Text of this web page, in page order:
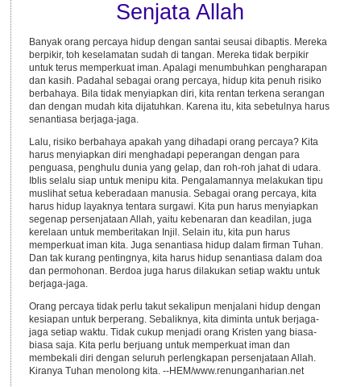
Senjata Allah
Banyak orang percaya hidup dengan santai seusai dibaptis. Mereka
berpikir, toh keselamatan sudah di tangan. Mereka tidak berpikir
untuk terus memperkuat iman. Apalagi menumbuhkan pengharapan
dan kasih. Padahal sebagai orang percaya, hidup kita penuh risiko
berbahaya. Bila tidak menyiapkan diri, kita rentan terkena serangan
dan dengan mudah kita dijatuhkan. Karena itu, kita sebetulnya harus
senantiasa berjaga-jaga.
Lalu, risiko berbahaya apakah yang dihadapi orang percaya? Kita
harus menyiapkan diri menghadapi peperangan dengan para
penguasa, penghulu dunia yang gelap, dan roh-roh jahat di udara.
Iblis selalu siap untuk menipu kita. Pengalamannya melakukan tipu
muslihat setua keberadaan manusia. Sebagai orang percaya, kita
harus hidup layaknya tentara surgawi. Kita pun harus menyiapkan
segenap persenjataan Allah, yaitu kebenaran dan keadilan, juga
kerelaan untuk memberitakan Injil. Selain itu, kita pun harus
memperkuat iman kita. Juga senantiasa hidup dalam firman Tuhan.
Dan tak kurang pentingnya, kita harus hidup senantiasa dalam doa
dan permohonan. Berdoa juga harus dilakukan setiap waktu untuk
berjaga-jaga.
Orang percaya tidak perlu takut sekalipun menjalani hidup dengan
kesiapan untuk berperang. Sebaliknya, kita diminta untuk berjaga-
jaga setiap waktu. Tidak cukup menjadi orang Kristen yang biasa-
biasa saja. Kita perlu berjuang untuk memperkuat iman dan
membekali diri dengan seluruh perlengkapan persenjataan Allah.
Kiranya Tuhan menolong kita. --HEM/www.renunganharian.net